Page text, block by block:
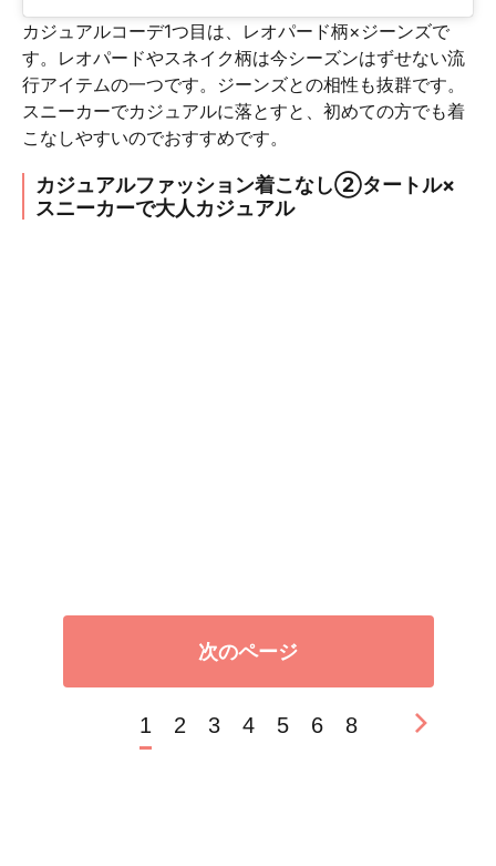
カジュアルコーデ1つ目は、レオパード柄×ジーンズで
す。レオパードやスネイク柄は今シーズンはずせない流
行アイテムの一つです。ジーンズとの相性も抜群です。
スニーカーでカジュアルに落とすと、初めての方でも着
こなしやすいのでおすすめです。
カジュアルファッション着こなし②タートル×
スニーカーで大人カジュアル
次のページ
1 2 3 4 5 6 8